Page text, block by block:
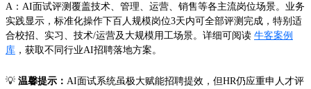
A：AI面试评测覆盖技术、管理、运营、销售等各主流岗位场景。业务
实践显示，标准化操作下百人规模岗位3天内可全部评测完成，特别适
合校招、实习、技术/运营及大规模用工场景。详细可阅读 牛客案例
库 ，获取不同行业AI招聘落地方案。
💡 温馨提示： AI面试系统虽极大赋能招聘提效，但HR仍应重申人才评